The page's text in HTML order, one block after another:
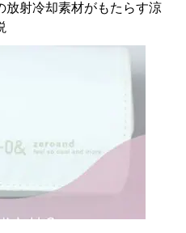
放射冷却素材がもたらす涼